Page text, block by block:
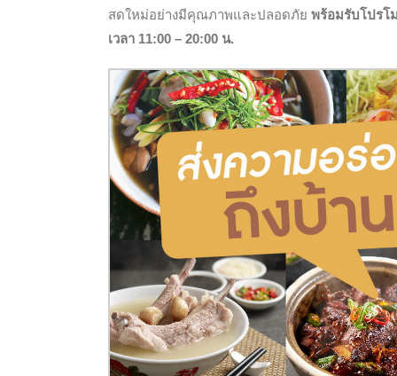
สดใหม่อย่างมีคุณภาพและปลอดภัย พร้อมรับโปรโ
เวลา 11:00 – 20:00 น.